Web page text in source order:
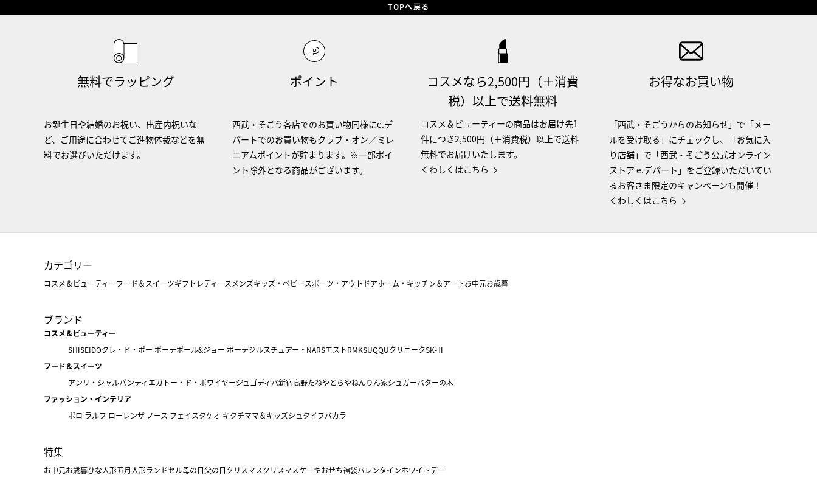
TOPへ戻る
無料でラッピング
お誕生日や結婚のお祝い、出産内祝いな
ど、ご用途に合わせてご進物体裁などを無
料でお選びいただけます。
ポイント
西武・そごう各店でのお買い物同様にe.デ
パートでのお買い物もクラブ・オン／ミレ
ニアムポイントが貯まります。※一部ポイ
ント除外となる商品がございます。
コスメなら2,500円（＋消費
税）以上で送料無料
コスメ＆ビューティーの商品はお届け先1
件につき2,500円（＋消費税）以上で送料
無料でお届けいたします。
くわしくはこちら
お得なお買い物
「西武・そごうからのお知らせ」で「メー
ルを受け取る」にチェックし、「お気に入
り店舗」で「西武・そごう公式オンライン
ストア e.デパート」をご登録いただいてい
るお客さま限定のキャンペーンも開催！
くわしくはこちら
カテゴリー
コスメ＆ビューティーフード＆スイーツギフト レディース メンズキッズ・ベビースポーツ・アウトドアホーム・キッチン＆アートお中元お歳暮
ブランド
コスメ＆ビューティー
SHISEIDOクレ・ド・ポー ボーテポール&ジョー ボーテジルスチュアートNARSエストRMKSUQQUクリニークSK-Ⅱ
フード＆スイーツ
アンリ・シャルパンティエガトー・ド・ボワイヤージュ ゴディバ新宿高野たねやとらやねんりん家シュガーバターの木
ファッション・インテリア
ポロ ラルフ ローレンザ ノース フェイスタケオ キクチママ＆キッズシュタイフバカラ
特集
お中元お歳暮ひな人形五月人形ランドセル母の日父の日クリスマスクリスマスケーキおせち福袋バレンタインホワイトデー